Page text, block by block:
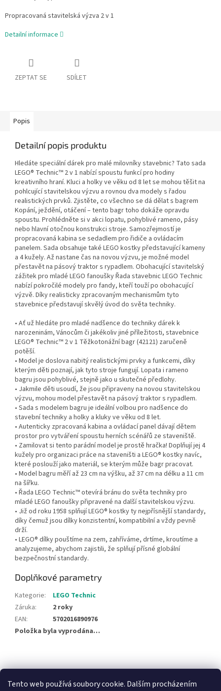
Tento web používá soubory cookie. Dalším procházením
Propracovaná stavitelská výzva 2 v 1
Detailní informace
ZEPTAT SE SDÍLET
Popis
Detailní popis produktu
Hledáte speciální dárek pro malé milovníky stavebnic? Tato sada
LEGO® Technic™ 2 v 1 nabízí spoustu funkcí pro hodiny
kreativního hraní. Kluci a holky ve věku od 8 let se mohou těšit na
pohlcující stavitelskou výzvu a rovnou dva modely s řadou
realistických prvků. Zjistěte, co všechno se dá dělat s bagrem
Kopání, ježdění, otáčení – tento bagr toho dokáže opravdu
spoustu. Prohlédněte si v akci lopatu, pohyblivé rameno, pásy
nebo hlavní otočnou konstrukci stroje. Samozřejmostí je
propracovaná kabina se sedadlem pro řidiče a ovládacím
panelem. Sada obsahuje také LEGO kostky představující kameny
a 4 kužely. Až nastane čas na novou výzvu, je možné model
přestavět na pásový traktor s rypadlem. Obohacující stavitelský
zážitek pro mladé LEGO fanoušky Řada stavebnic LEGO Technic
nabízí pokročilé modely pro fandy, kteří touží po obohacující
výzvě. Díky realisticky zpracovaným mechanismům tyto
stavebnice představují skvělý úvod do světa techniky.
• Ať už hledáte pro mladé nadšence do techniky dárek k
narozeninám, Vánocům či jakékoliv jiné příležitosti, stavebnice
LEGO® Technic™ 2 v 1 Těžkotonážní bagr (42121) zaručeně
potěší.
• Model je doslova nabitý realistickými prvky a funkcemi, díky
kterým děti poznají, jak tyto stroje fungují. Lopata i rameno
bagru jsou pohyblivé, stejně jako u skutečné předlohy.
• Jakmile děti usoudí, že jsou připraveny na novou stavitelskou
výzvu, mohou model přestavět na pásový traktor s rypadlem.
• Sada s modelem bagru je ideální volbou pro nadšence do
stavební techniky a holky a kluky ve věku od 8 let.
• Autenticky zpracovaná kabina a ovládací panel dávají dětem
prostor pro vytváření spoustu herních scénářů ze staveniště.
• Zamilovat si tento parádní model je prostě hračka! Doplňují jej 4
kužely pro organizaci práce na staveništi a LEGO® kostky navíc,
které poslouží jako materiál, se kterým může bagr pracovat.
• Model bagru měří až 23 cm na výšku, až 37 cm na délku a 11 cm
na šířku.
• Řada LEGO Technic™ otevírá bránu do světa techniky pro
mladé LEGO fanoušky připravené na další stavitelskou výzvu.
• Již od roku 1958 splňují LEGO® kostky ty nejpřísnější standardy,
díky čemuž jsou dílky konzistentní, kompatibilní a vždy pevně
drží.
• LEGO® dílky pouštíme na zem, zahříváme, drtíme, kroutíme a
analyzujeme, abychom zajistili, že splňují přísné globální
bezpečnostní standardy.
Doplňkové parametry
Kategorie:
LEGO Technic
Záruka:
2 roky
EAN:
5702016890976
Položka byla vyprodána…
á